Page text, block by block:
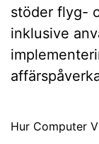
stöder flyg-
inklusive
Hur Computer